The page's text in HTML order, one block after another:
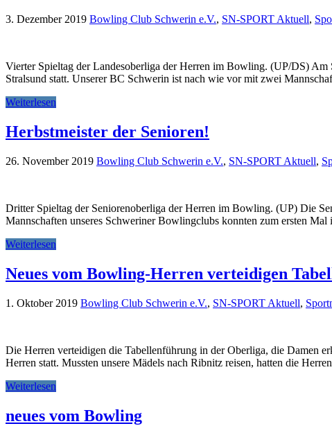
3. Dezember 2019 Bowling Club Schwerin e.V., SN-SPORT Aktuell,
Vierter Spieltag der Landesoberliga der Herren im Bowling. (UP/DS) Am
Stralsund statt. Unserer BC Schwerin ist nach wie vor mit zwei
Weiterlesen
Herbstmeister der Senioren!
26. November 2019 Bowling Club Schwerin e.V., SN-SPORT Aktuell,
Dritter Spieltag der Seniorenoberliga der Herren im Bowling. (UP) Die
Mannschaften unseres Schweriner Bowlingclubs konnten zum ersten
Weiterlesen
Neues vom Bowling-Herren verteidigen
1. Oktober 2019 Bowling Club Schwerin e.V., SN-SPORT Aktuell,
Die Herren verteidigen die Tabellenführung in der Oberliga, die Damen
Herren statt. Mussten unsere Mädels nach Ribnitz reisen, hatten die
Weiterlesen
neues vom Bowling